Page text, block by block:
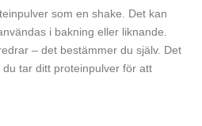
som en shake. Det kan
i bakning eller liknande.
– det bestämmer du själv. Det
tar ditt proteinpulver för att